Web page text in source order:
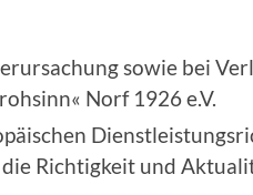
sowie bei
Norf 1926 e.V.
Richtigkeit und